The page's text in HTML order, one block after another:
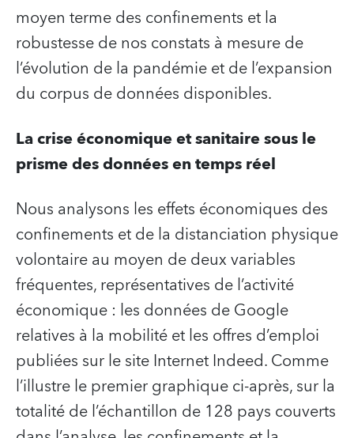
moyen terme des confinements et la
robustesse de nos constats à mesure de
l’évolution de la pandémie et de l’expansion
du corpus de données disponibles.
La crise économique et sanitaire sous le
prisme des données en temps réel
Nous analysons les effets économiques des
confinements et de la distanciation physique
volontaire au moyen de deux variables
fréquentes, représentatives de l’activité
économique : les données de Google
relatives à la mobilité et les offres d’emploi
publiées sur le site Internet Indeed. Comme
l’illustre le premier graphique ci-après, sur la
totalité de l’échantillon de 128 pays couverts